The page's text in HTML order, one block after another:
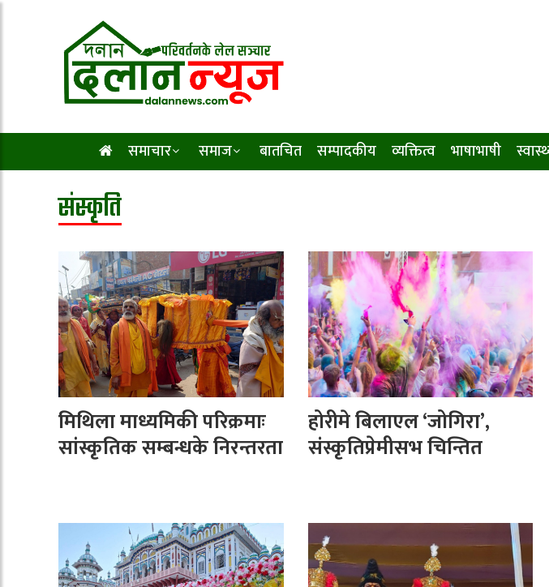
समाचार समाज बातचित सम्पादकीय व्यक्तित्व भाषाभाषी
संस्कृति
मिथिला माध्यमिकी परिक्रमाः
सांस्कृतिक सम्बन्धके निरन्तरता
होरीमे बिलाएल ‘जोगिरा’,
संस्कृतिप्रेमीसभ चिन्तित